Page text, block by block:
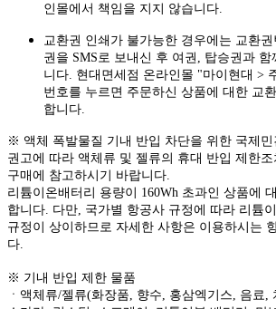
인몰에서 책임을 지지 않습니다.
교환권 인쇄가 불가능한 경우에는 교환
권을 SMS로 보내신 후 여권, 탑승권과
니다. 현대면세점 온라인몰 "마이현대 >
번호를 누르면 주문하신 상품에 대한 교
합니다.
※ 액체 폭발물질 기내 반입 차단을 위한 국제민
권고에 따라 액체류 및 젤류의 휴대 반입 제한
구매에 참고하시기 바랍니다.
리튬이온배터리 용량이 160Wh 초과인 상품에
합니다. 다만, 국가별 항공사 규정에 따라 리튬
규정이 상이하므로 자세한 사항은 이용하시는
다.
※ 기내 반입 제한 물품
ㆍ액체류/젤류(화장품, 향수, 홍삼엑기스, 음료,